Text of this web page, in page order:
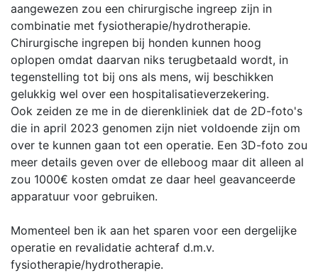
aangewezen zou een chirurgische ingreep zijn in
combinatie met fysiotherapie/hydrotherapie.
Chirurgische ingrepen bij honden kunnen hoog
oplopen omdat daarvan niks terugbetaald wordt, in
tegenstelling tot bij ons als mens, wij beschikken
gelukkig wel over een hospitalisatieverzekering.
Ook zeiden ze me in de dierenkliniek dat de 2D-foto's
die in april 2023 genomen zijn niet voldoende zijn om
over te kunnen gaan tot een operatie. Een 3D-foto zou
meer details geven over de elleboog maar dit alleen al
zou 1000€ kosten omdat ze daar heel geavanceerde
apparatuur voor gebruiken.
Momenteel ben ik aan het sparen voor een dergelijke
operatie en revalidatie achteraf d.m.v.
fysiotherapie/hydrotherapie.